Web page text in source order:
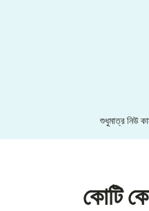
শুধুমাত্র নিউ
কোটি